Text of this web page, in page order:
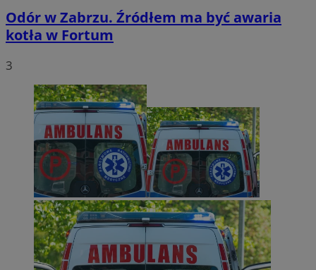
Odór w Zabrzu. Źródłem ma być awaria
kotła w Fortum
3